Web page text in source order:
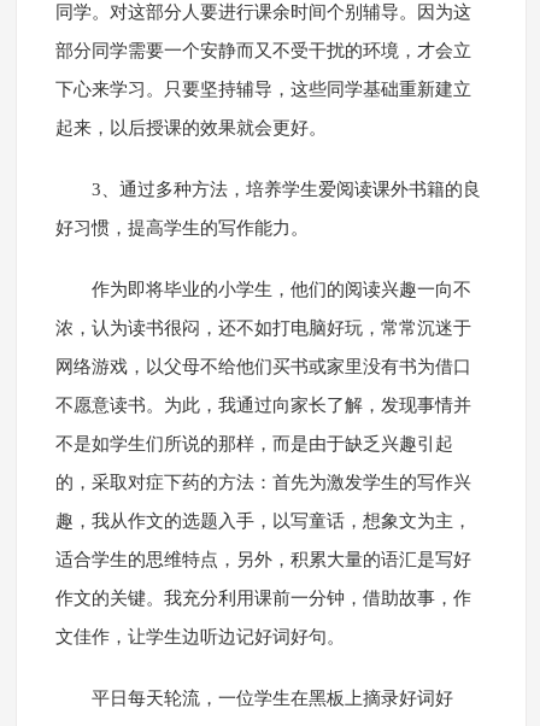
同学。对这部分人要进行课余时间个别辅导。因为这
部分同学需要一个安静而又不受干扰的环境，才会立
下心来学习。只要坚持辅导，这些同学基础重新建立
起来，以后授课的效果就会更好。
3、通过多种方法，培养学生爱阅读课外书籍的良
好习惯，提高学生的写作能力。
作为即将毕业的小学生，他们的阅读兴趣一向不
浓，认为读书很闷，还不如打电脑好玩，常常沉迷于
网络游戏，以父母不给他们买书或家里没有书为借口
不愿意读书。为此，我通过向家长了解，发现事情并
不是如学生们所说的那样，而是由于缺乏兴趣引起
的，采取对症下药的方法：首先为激发学生的写作兴
趣，我从作文的选题入手，以写童话，想象文为主，
适合学生的思维特点，另外，积累大量的语汇是写好
作文的关键。我充分利用课前一分钟，借助故事，作
文佳作，让学生边听边记好词好句。
平日每天轮流，一位学生在黑板上摘录好词好